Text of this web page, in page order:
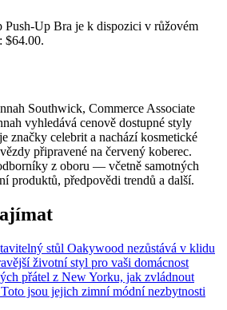
Push-Up Bra je k dispozici v růžovém
$64.00.
Southwick, Commerce Associate
vyhledává cenově dostupné styly
značky celebrit a nachází kosmetické
připravené na červený koberec.
z oboru — včetně samotných
produktů, předpovědi trendů a další.
stůl Oakywood nezůstává v klidu
životní styl pro vaši domácnost
přátel z New Yorku, jak zvládnout
jsou jejich zimní módní nezbytnosti